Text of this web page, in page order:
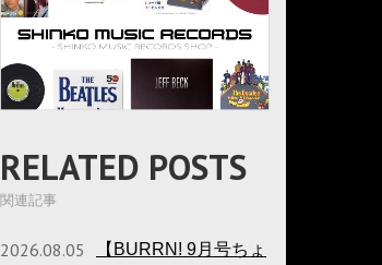
RELATED POSTS
関連記事
2026.08.05
【BURRN! 9月号ちょ